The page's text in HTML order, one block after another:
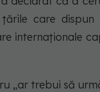
care
internaționale
„ar trebui să